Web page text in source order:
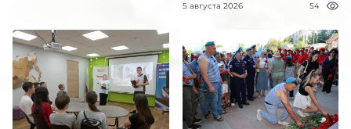
5 августа 2026 54